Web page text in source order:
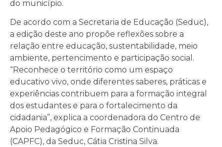
do município.
De acordo com a Secretaria de Educação (Seduc),
a edição deste ano propõe reflexões sobre a
relação entre educação, sustentabilidade, meio
ambiente, pertencimento e participação social.
“Reconhece o território como um espaço
educativo vivo, onde diferentes saberes, práticas e
experiências contribuem para a formação integral
dos estudantes e para o fortalecimento da
cidadania”, explica a coordenadora do Centro de
Apoio Pedagógico e Formação Continuada
(CAPFC), da Seduc, Cátia Cristina Silva.